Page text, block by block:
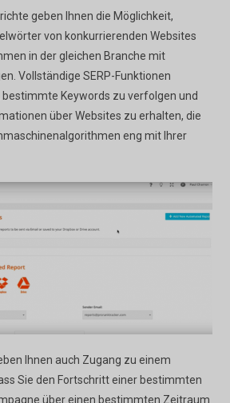
geben Ihnen die Möglichkeit,
von konkurrierenden Websites
in der gleichen Branche mit
Vollständige SERP-Funktionen
Keywords zu verfolgen und
über Websites zu erhalten, die
eng mit Ihrer
Ihnen auch Zugang zu einem
Sie den Fortschritt einer bestimmten
über einen bestimmten Zeitraum